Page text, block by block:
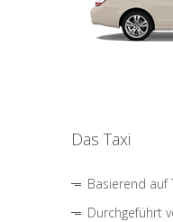
Das Taxi
Basierend auf
Durchgeführt